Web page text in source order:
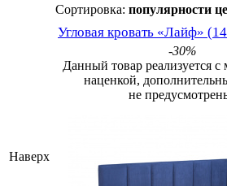
Наверх
Сортировка: популярности
Угловая кровать «Лайф»
-30%
Данный товар реализуется
наценкой,
не